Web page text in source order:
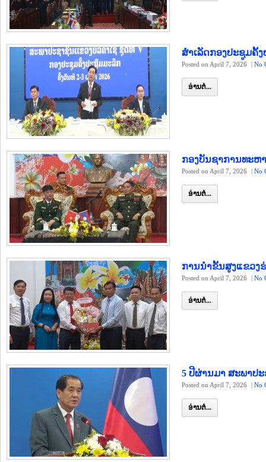
ສຳເລັດກອງປະຊູມຄັ້
Posted on April 7, 2026 | No
ອ່ານຕໍ່...
ກອງບັນຊາການທະຫ
Posted on April 7, 2026 | No
ອ່ານຕໍ່...
ການນຳຂັ້ນສູງແຂວງ
Posted on April 7, 2026 | No
ອ່ານຕໍ່...
5 ປີຜ່ານມາ ສະພາປ
Posted on April 7, 2026 | No
ອ່ານຕໍ່...